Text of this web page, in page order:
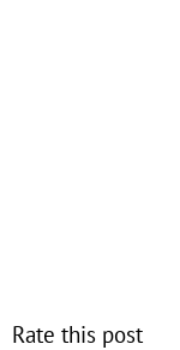
Rate this post